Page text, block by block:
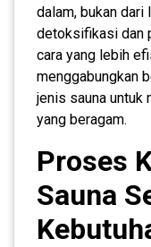
dalam, bukan dari
detoksifikasi dan
cara yang lebih
menggabungkan
jenis sauna untuk
yang beragam.
Proses
Sauna